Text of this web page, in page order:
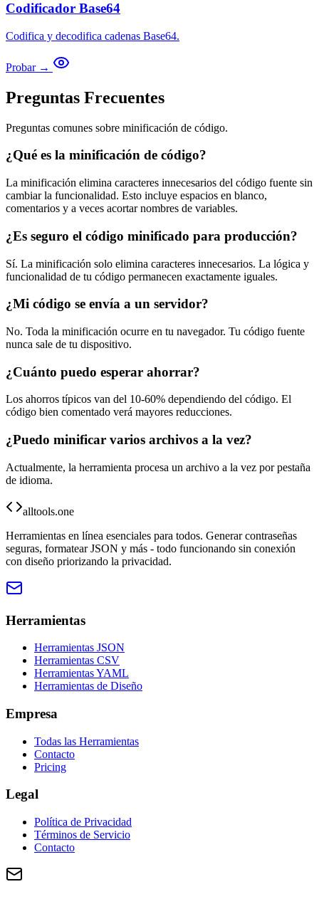
Codificador Base64
Codifica y decodifica cadenas Base64.
Probar →
Preguntas Frecuentes
Preguntas comunes sobre minificación de código.
¿Qué es la minificación de código?
La minificación elimina caracteres innecesarios del código fuente sin
cambiar la funcionalidad. Esto incluye espacios en blanco,
comentarios y a veces acortar nombres de variables.
¿Es seguro el código minificado para producción?
Sí. La minificación solo elimina caracteres innecesarios. La lógica y
funcionalidad de tu código permanecen exactamente iguales.
¿Mi código se envía a un servidor?
No. Toda la minificación ocurre en tu navegador. Tu código fuente
nunca sale de tu dispositivo.
¿Cuánto puedo esperar ahorrar?
Los ahorros típicos van del 10-60% dependiendo del código. El
código bien comentado verá mayores reducciones.
¿Puedo minificar varios archivos a la vez?
Actualmente, la herramienta procesa un archivo a la vez por pestaña
de idioma.
alltools.one
Herramientas en línea esenciales para todos. Generar contraseñas
seguras, formatear JSON y más - todo funcionando sin conexión
con diseño priorizando la privacidad.
Herramientas
Herramientas JSON
Herramientas CSV
Herramientas YAML
Herramientas de Diseño
Empresa
Todas las Herramientas
Contacto
Pricing
Legal
Política de Privacidad
Términos de Servicio
Contacto